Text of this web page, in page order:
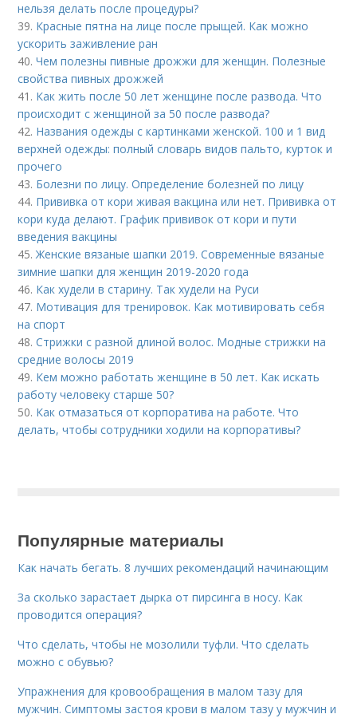
нельзя делать после процедуры?
39. Красные пятна на лице после прыщей. Как можно
ускорить заживление ран
40.Чем полезны пивные дрожжи для женщин. Полезные
свойства пивных дрожжей
41. Как жить после 50 лет женщине после развода. Что
происходит с женщиной за 50 после развода?
42. Названия одежды с картинками женской. 100 и 1 вид
верхней одежды: полный словарь видов пальто, курток и
прочего
43. Болезни по лицу. Определение болезней по лицу
44. Прививка от кори живая вакцина или нет. Прививка от
кори куда делают. График прививок от кори и пути
введения вакцины
45.Женские вязаные шапки 2019. Современные вязаные
зимние шапки для женщин 2019-2020 года
46. Как худели в старину. Так худели на Руси
47. Мотивация для тренировок. Как мотивировать себя
на спорт
48.Стрижки с разной длиной волос. Модные стрижки на
средние волосы 2019
49. Кем можно работать женщине в 50 лет. Как искать
работу человеку старше 50?
50. Как отмазаться от корпоратива на работе. Что
делать, чтобы сотрудники ходили на корпоративы?
Популярные материалы
Как начать бегать. 8 лучших рекомендаций начинающим
За сколько зарастает дырка от пирсинга в носу. Как
проводится операция?
Что сделать, чтобы не мозолили туфли. Что сделать
можно с обувью?
Упражнения для кровообращения в малом тазу для
мужчин. Симптомы застоя крови в малом тазу у мужчин и